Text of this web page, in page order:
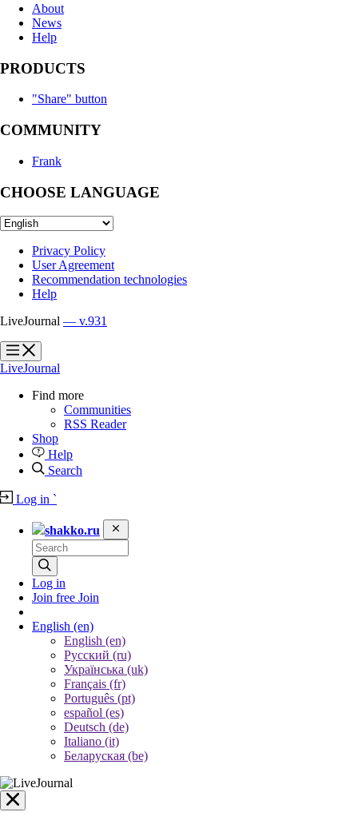
About
News
Help
PRODUCTS
"Share" button
COMMUNITY
Frank
CHOOSE LANGUAGE
Privacy Policy
User Agreement
Recommendation technologies
Help
LiveJournal — v.931
?
?
LiveJournal
Find more
Communities
RSS Reader
Shop
Help
Search
Log in `
shakko.ru
Log in
Join free Join
English (en)
English (en)
Русский (ru)
Українська (uk)
Français (fr)
Português (pt)
español (es)
Deutsch (de)
Italiano (it)
Беларуская (be)